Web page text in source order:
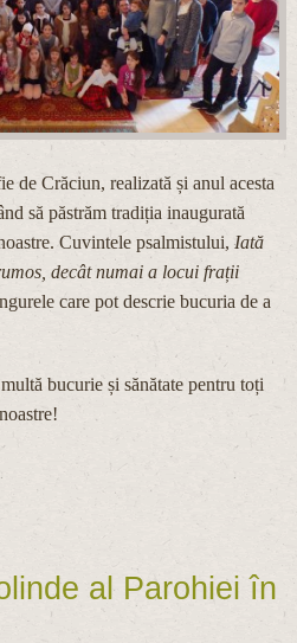
de Crăciun, realizată și anul acesta
să păstrăm tradiția inaugurată
Cuvintele psalmistului, Iată
decât numai a locui frații
care pot descrie bucuria de a
bucurie și sănătate pentru toți
al Parohiei în